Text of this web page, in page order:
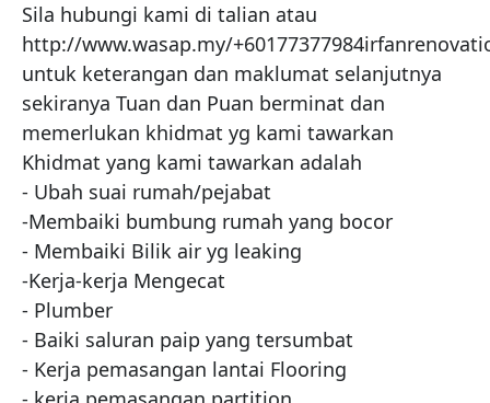
Sila hubungi kami di talian atau
http://www.wasap.my/
untuk keterangan dan maklumat selanjutnya
sekiranya Tuan dan Puan berminat dan
memerlukan khidmat yg kami tawarkan
Khidmat yang kami tawarkan adalah
- Ubah suai rumah/pejabat
-Membaiki bumbung rumah yang bocor
- Membaiki Bilik air yg leaking
-Kerja-kerja Mengecat
- Plumber
- Baiki saluran paip yang tersumbat
- Kerja pemasangan lantai Flooring